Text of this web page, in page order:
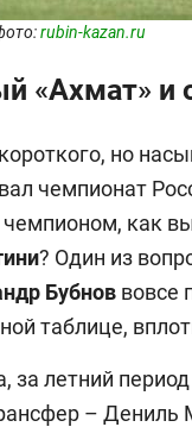
rubin-kazan.ru
«Ахмат» и
но
чемпионат
как
? Один из
Бубнов вовсе
таблице,
за летний
– Дениль